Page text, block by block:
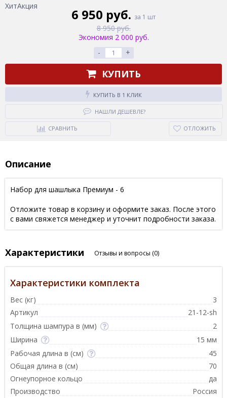
ХитАкция
6 950 руб. за 1 шт
8 950 руб.
Экономия 2 000 руб.
-
+
КУПИТЬ
КУПИТЬ В 1 КЛИК
НАШЛИ ДЕШЕВЛЕ?
СРАВНИТЬ ОТЛОЖИТЬ
Описание
Набор для шашлыка Премиум - 6
Отложите товар в корзину и оформите заказ. После этого
с вами свяжется менеджер и уточнит подробности заказа.
Характеристики Отзывы и вопросы (0)
Характеристики комплекта
Вес (кг)
3
Артикул
21-12-sh
Толщина шампура в (мм)
2
Ширина
15 мм
Рабочая длина в (см)
45
Общая длина в (см)
70
Огнеупорное кольцо
да
Производство
Россия